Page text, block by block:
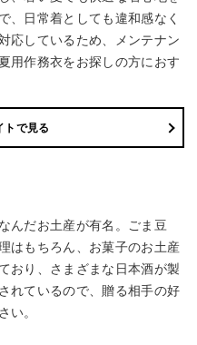
、日常着としても違和感なく
応しているため、メンテナン
用作務衣をお探しの方におす
トで見る
んだお土産が有名。ごま豆
はもちろん、お菓子のお土産
おり、さまざまな日本酒が製
れているので、贈る相手の好
い。